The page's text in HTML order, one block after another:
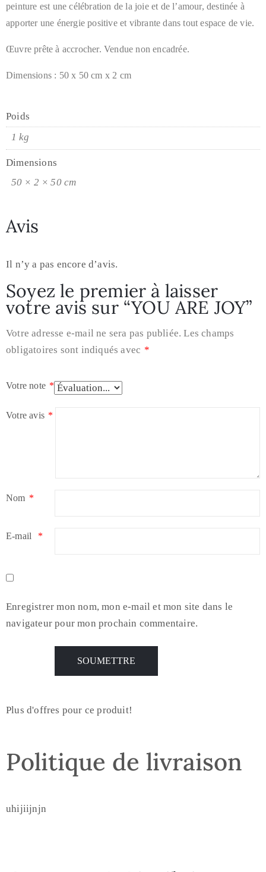
peinture est une célébration de la joie et de l’amour, destinée à
apporter une énergie positive et vibrante dans tout espace de vie.
Œuvre prête à accrocher. Vendue non encadrée.
Dimensions : 50 x 50 cm x 2 cm
Poids
1 kg
Dimensions
50 × 2 × 50 cm
Avis
Il n’y a pas encore d’avis.
Soyez le premier à laisser
votre avis sur “YOU ARE JOY”
Votre adresse e-mail ne sera pas publiée. Les champs
obligatoires sont indiqués avec *
Votre note *
Votre avis *
Nom *
E-mail *
Enregistrer mon nom, mon e-mail et mon site dans le
navigateur pour mon prochain commentaire.
Plus d'offres pour ce produit!
Politique de livraison
uhijiijnjn